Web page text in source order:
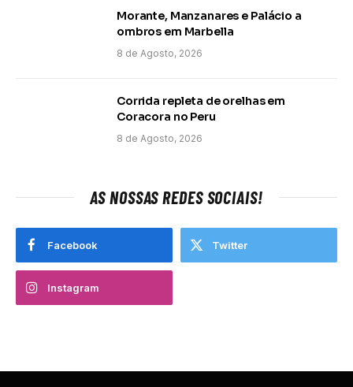
Morante, Manzanares e Palácio a
ombros em Marbella
8 de Agosto, 2026
Corrida repleta de orelhas em
Coracora no Peru
8 de Agosto, 2026
AS NOSSAS REDES SOCIAIS!
Facebook Twitter
Instagram